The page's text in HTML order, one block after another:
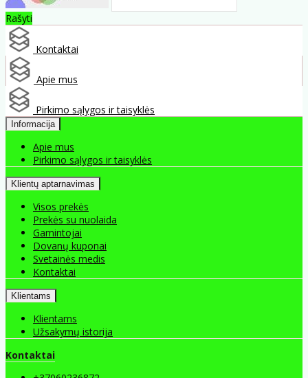
Rašyti
Kontaktai
Apie mus
Pirkimo sąlygos ir taisyklės
Informacija
Apie mus
Pirkimo sąlygos ir taisyklės
Klientų aptarnavimas
Visos prekės
Prekės su nuolaida
Gamintojai
Dovanų kuponai
Svetainės medis
Kontaktai
Klientams
Klientams
Užsakymų istorija
Kontaktai